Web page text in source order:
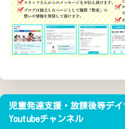
児童発達支援・放課後等デ
Youtubeチャンネル